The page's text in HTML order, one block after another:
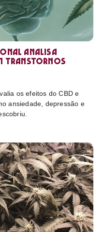
analisa
transtornos
os efeitos do CBD e
ansiedade, depressão e